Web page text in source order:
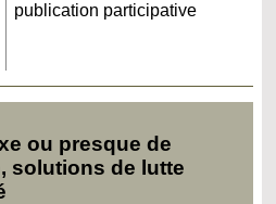
publication participative
ou presque de
solutions de lutte